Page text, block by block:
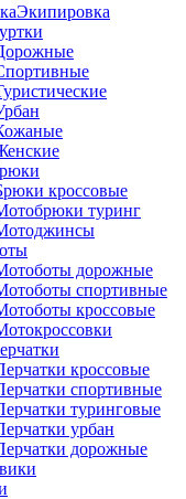
Экипировка
кроссовые
туринг
дорожные
спортивные
кроссовые
кроссовые
спортивные
туринговые
урбан
дорожные